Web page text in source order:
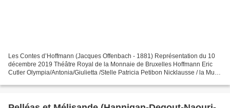
Les Contes d’Hoffmann (Jacques Offenbach - 1881) Représentation du 10
décembre 2019 Théâtre Royal de la Monnaie de Bruxelles Hoffmann Eric
Cutler Olympia/Antonia/Giulietta /Stelle Patricia Petibon Nicklausse / la Muse